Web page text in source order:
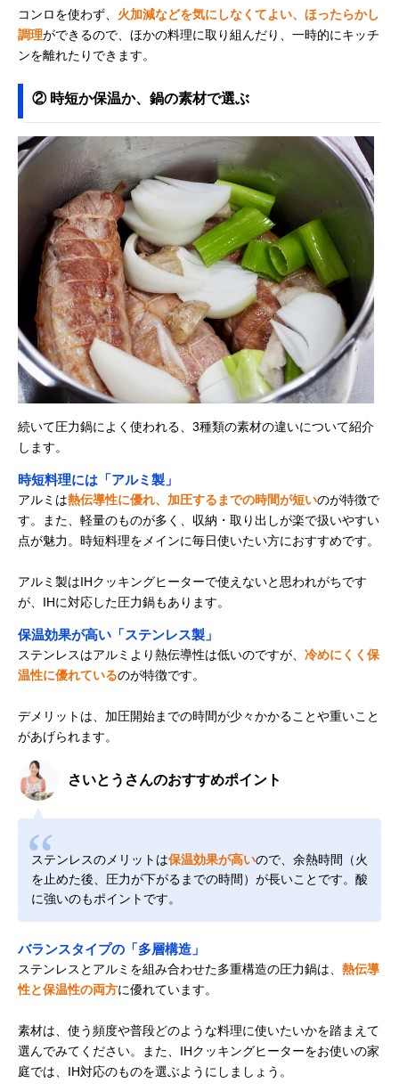
コンロを使わず、 火加減などを気にしなくてよい、ほったらかし
調理ができるので、ほかの料理に取り組んだり、一時的にキッチ
ンを離れたりできます。
② 時短か保温か、鍋の素材で選ぶ
続いて圧力鍋によく使われる、3種類の素材の違いについて紹介
します。
時短料理には「アルミ製」
アルミは熱伝導性に優れ、加圧するまでの時間が短いのが特徴で
す。また、軽量のものが多く、収納・取り出しが楽で扱いやすい
点が魅力。時短料理をメインに毎日使いたい方におすすめです。
アルミ製はIHクッキングヒーターで使えないと思われがちです
が、IHに対応した圧力鍋もあります。
保温効果が高い「ステンレス製」
ステンレスはアルミより熱伝導性は低いのですが、 冷めにくく保
温性に優れているのが特徴です。
デメリットは、加圧開始までの時間が少々かかることや重いこと
があげられます。
さいとうさんのおすすめポイント
ステンレスのメリットは保温効果が高いので、余熱時間（火
を止めた後、圧力が下がるまでの時間）が長いことです。酸
に強いのもポイントです。
バランスタイプの「多層構造」
ステンレスとアルミを組み合わせた多重構造の圧力鍋は、 熱伝導
性と保温性の両方に優れています。
素材は、使う頻度や普段どのような料理に使いたいかを踏まえて
選んでみてください。また、IHクッキングヒーターをお使いの家
庭では、IH対応のものを選ぶようにしましょう。